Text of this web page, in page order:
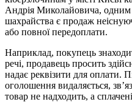
Андрія Миколайовича, одним
шахрайства є продаж
або повної передоплати.
Наприклад, покупець
речі, продавець просить
надає реквізити для оплати.
оголошення видаляється,
товар не надходить, а